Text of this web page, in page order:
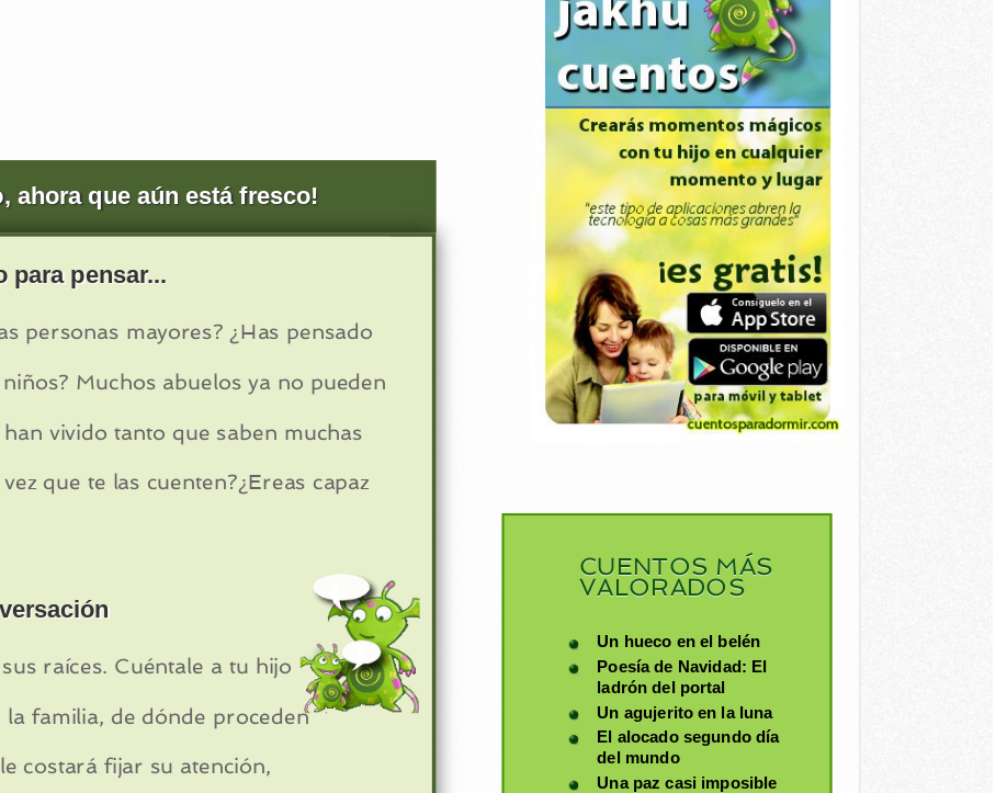
ahora que aún está fresco!
para pensar...
personas mayores? ¿Has pensado
Muchos abuelos ya no pueden
vivido tanto que saben muchas
que te las cuenten?¿Ereas capaz
raíces. Cuéntale a tu hijo
familia, de dónde proceden
costará fijar su atención,
CUENTOS MÁS
VALORADOS
Un hueco en el belén
Poesía de Navidad: El
ladrón del portal
Un agujerito en la luna
El alocado segundo día
del mundo
Una paz casi imposible